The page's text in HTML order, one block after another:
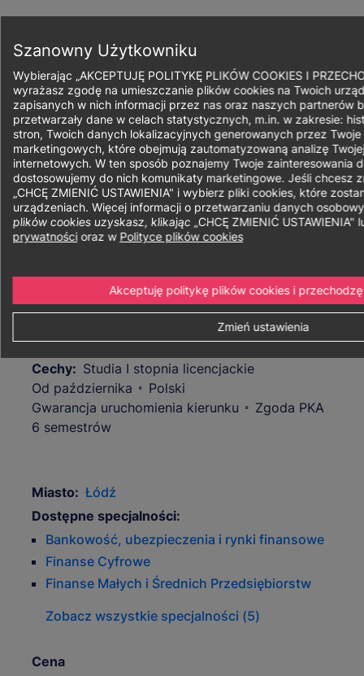
treści
Ścieżka
nawigacyjna
Finanse i
Rachunkowość
Forma: Niestacjonarne Stacjonarne
Sposób realizacji:
Hybrydowe
Cechy: Studia I stopnia licencjackie
Od października
Polski
Gwarancja uruchomienia kierunku
Zgoda PKA
6 semestrów
Miasto: Łódź
Dostępne specjalności:
Bankowość, ubezpieczenia i rynki finansowe
Finanse Cyfrowe
Finanse Małych i Średnich Przedsiębiorstw
Zobacz wszystkie specjalności (5)
Cena
Szanowny Użytkowniku
Wybierając „AKCEPTUJĘ POLITYKĘ PLIKÓW COOKIES I
wyrażasz zgodę na umieszczanie plików cookies na Twoich
zapisanych w nich informacji przez nas oraz naszych partnerów
przetwarzały dane w celach statystycznych, m.in. w zakresie:
stron, Twoich danych lokalizacyjnych generowanych przez
marketingowych, które obejmują zautomatyzowaną analizę
internetowych. W ten sposób poznajemy Twoje zainteresowania
dostosowujemy do nich komunikaty marketingowe. Jeśli chcesz
„CHCĘ ZMIENIĆ USTAWIENIA" i wybierz pliki cookies, które
urządzeniach. Więcej informacji o przetwarzaniu danych
plików cookies uzyskasz, klikając „CHCĘ ZMIENIĆ USTAWIENIA"
prywatnościoraz w Polityce plików cookies
Zmień ustawienia
Akceptuję politykę plików cookies i